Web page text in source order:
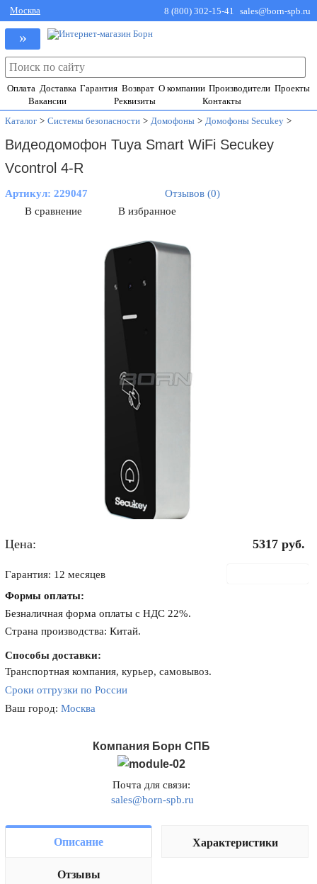
Москва 8 (800) 302-15-41 sales@born-spb.ru
»
Оплата Доставка Гарантия Возврат О компании Производители Проекты
Вакансии
Реквизиты
Контакты
Каталог > Системы безопасности > Домофоны > Домофоны Secukey >
Видеодомофон Tuya Smart WiFi Secukey
Vcontrol 4-R
Артикул:229047
Отзывов (0)
В сравнение
В избранное
Цена: 5317 руб.
Гарантия: 12 месяцев
Формы оплаты:
Безналичная форма оплаты с НДС 22%.
Страна производства: Китай.
Способы доставки:
Транспортная компания, курьер, самовывоз.
Сроки отгрузки по России
Ваш город:Москва
Компания Борн СПБ
Почта для связи:
sales@born-spb.ru
Описание Характеристики
Отзывы